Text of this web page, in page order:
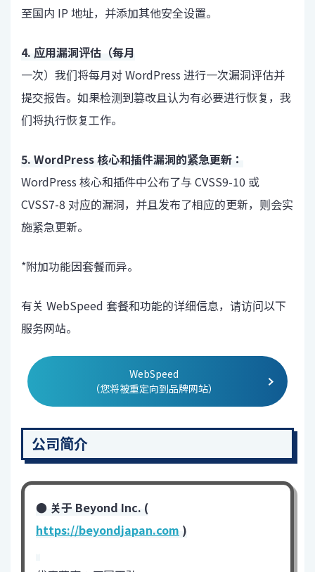
至国内 IP 地址，并添加其他安全设置。
4. 应用漏洞评估（每月
一次）我们将每月对 WordPress 进行一次漏洞评估并
提交报告。如果检测到篡改且认为有必要进行恢复，我
们将执行恢复工作。
5. WordPress 核心和插件漏洞的紧急更新：
WordPress 核心和插件中公布了与 CVSS9-10 或
CVSS7-8 对应的漏洞，并且发布了相应的更新，则会实
施紧急更新。
*附加功能因套餐而异。
有关 WebSpeed 套餐和功能的详细信息，请访问以下
服务网站。
WebSpeed
（您将被重定向到品牌网站）
公司简介
● 关于 Beyond Inc. (
https://beyondjapan.com )